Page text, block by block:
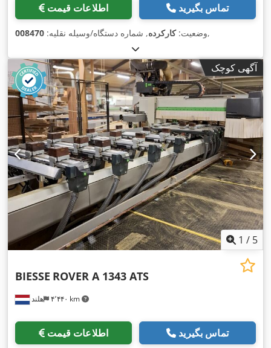
اطلاعات قیمت تماس بگیرید
وضعیت:کارکرده, شماره دستگاه/وسیله نقلیه: 008470 ,
آگهی کوچک
1 / 5
هلند ۴٬۴۴۰ km
BIESSE ROVER A 1343 ATS
اطلاعات قیمت تماس بگیرید